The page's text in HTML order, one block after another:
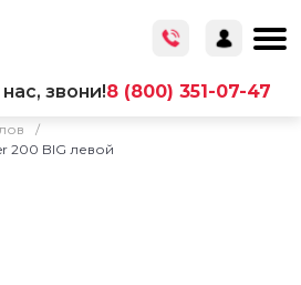
звони!8 (800) 351-07-47
/
200 BIG левой